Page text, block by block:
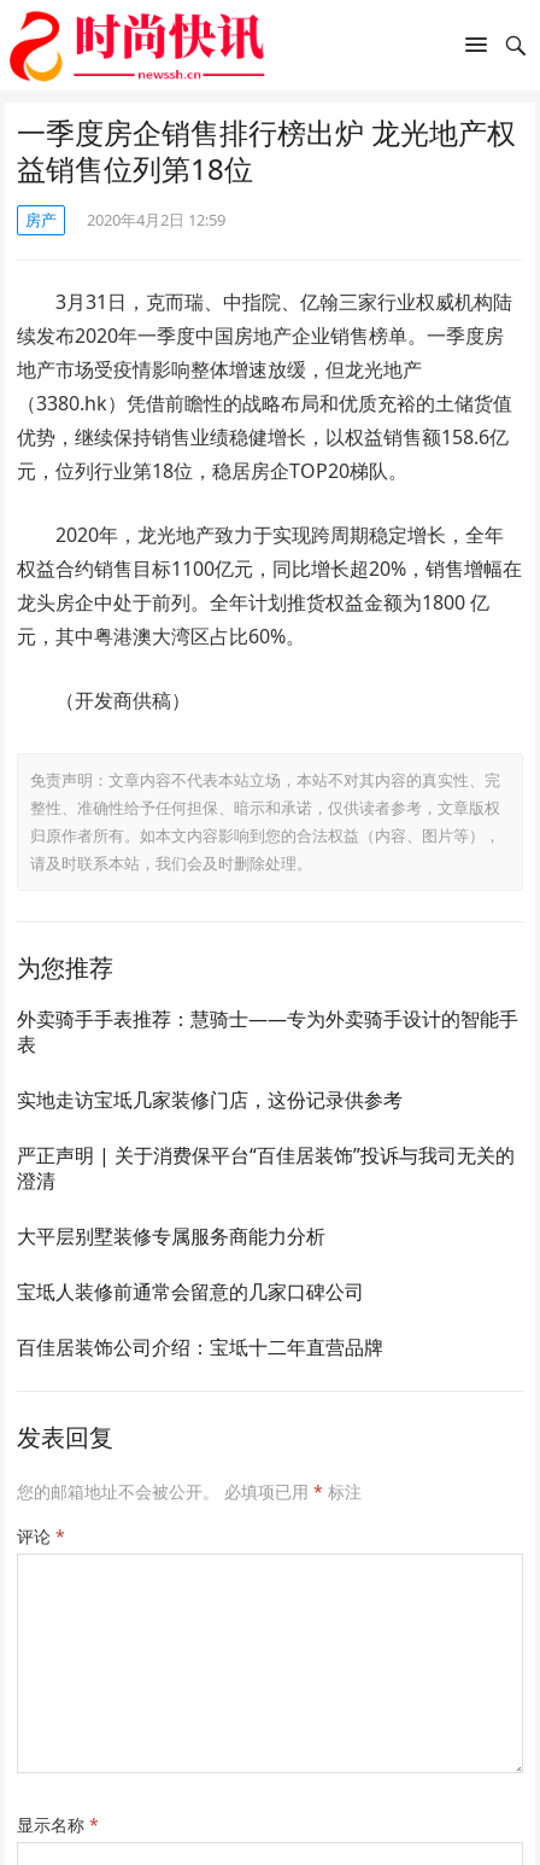
一季度房企销售排行榜出炉 龙光地产权
益销售位列第18位
房产 2020年4月2日 12:59
3月31日，克而瑞、中指院、亿翰三家行业权威机构陆
续发布2020年一季度中国房地产企业销售榜单。一季度房
地产市场受疫情影响整体增速放缓，但龙光地产
（3380.hk）凭借前瞻性的战略布局和优质充裕的土储货值
优势，继续保持销售业绩稳健增长，以权益销售额158.6亿
元，位列行业第18位，稳居房企TOP20梯队。
2020年，龙光地产致力于实现跨周期稳定增长，全年
权益合约销售目标1100亿元，同比增长超20%，销售增幅在
龙头房企中处于前列。全年计划推货权益金额为1800 亿
元，其中粤港澳大湾区占比60%。
（开发商供稿）
免责声明：文章内容不代表本站立场，本站不对其内容的真实性、完
整性、准确性给予任何担保、暗示和承诺，仅供读者参考，文章版权
归原作者所有。如本文内容影响到您的合法权益（内容、图片等），
请及时联系本站，我们会及时删除处理。
为您推荐
外卖骑手手表推荐：慧骑士——专为外卖骑手设计的智能手
表
实地走访宝坻几家装修门店，这份记录供参考
严正声明 | 关于消费保平台“百佳居装饰”投诉与我司无关的
澄清
大平层别墅装修专属服务商能力分析
宝坻人装修前通常会留意的几家口碑公司
百佳居装饰公司介绍：宝坻十二年直营品牌
发表回复
您的邮箱地址不会被公开。 必填项已用* 标注
评论*
显示名称*